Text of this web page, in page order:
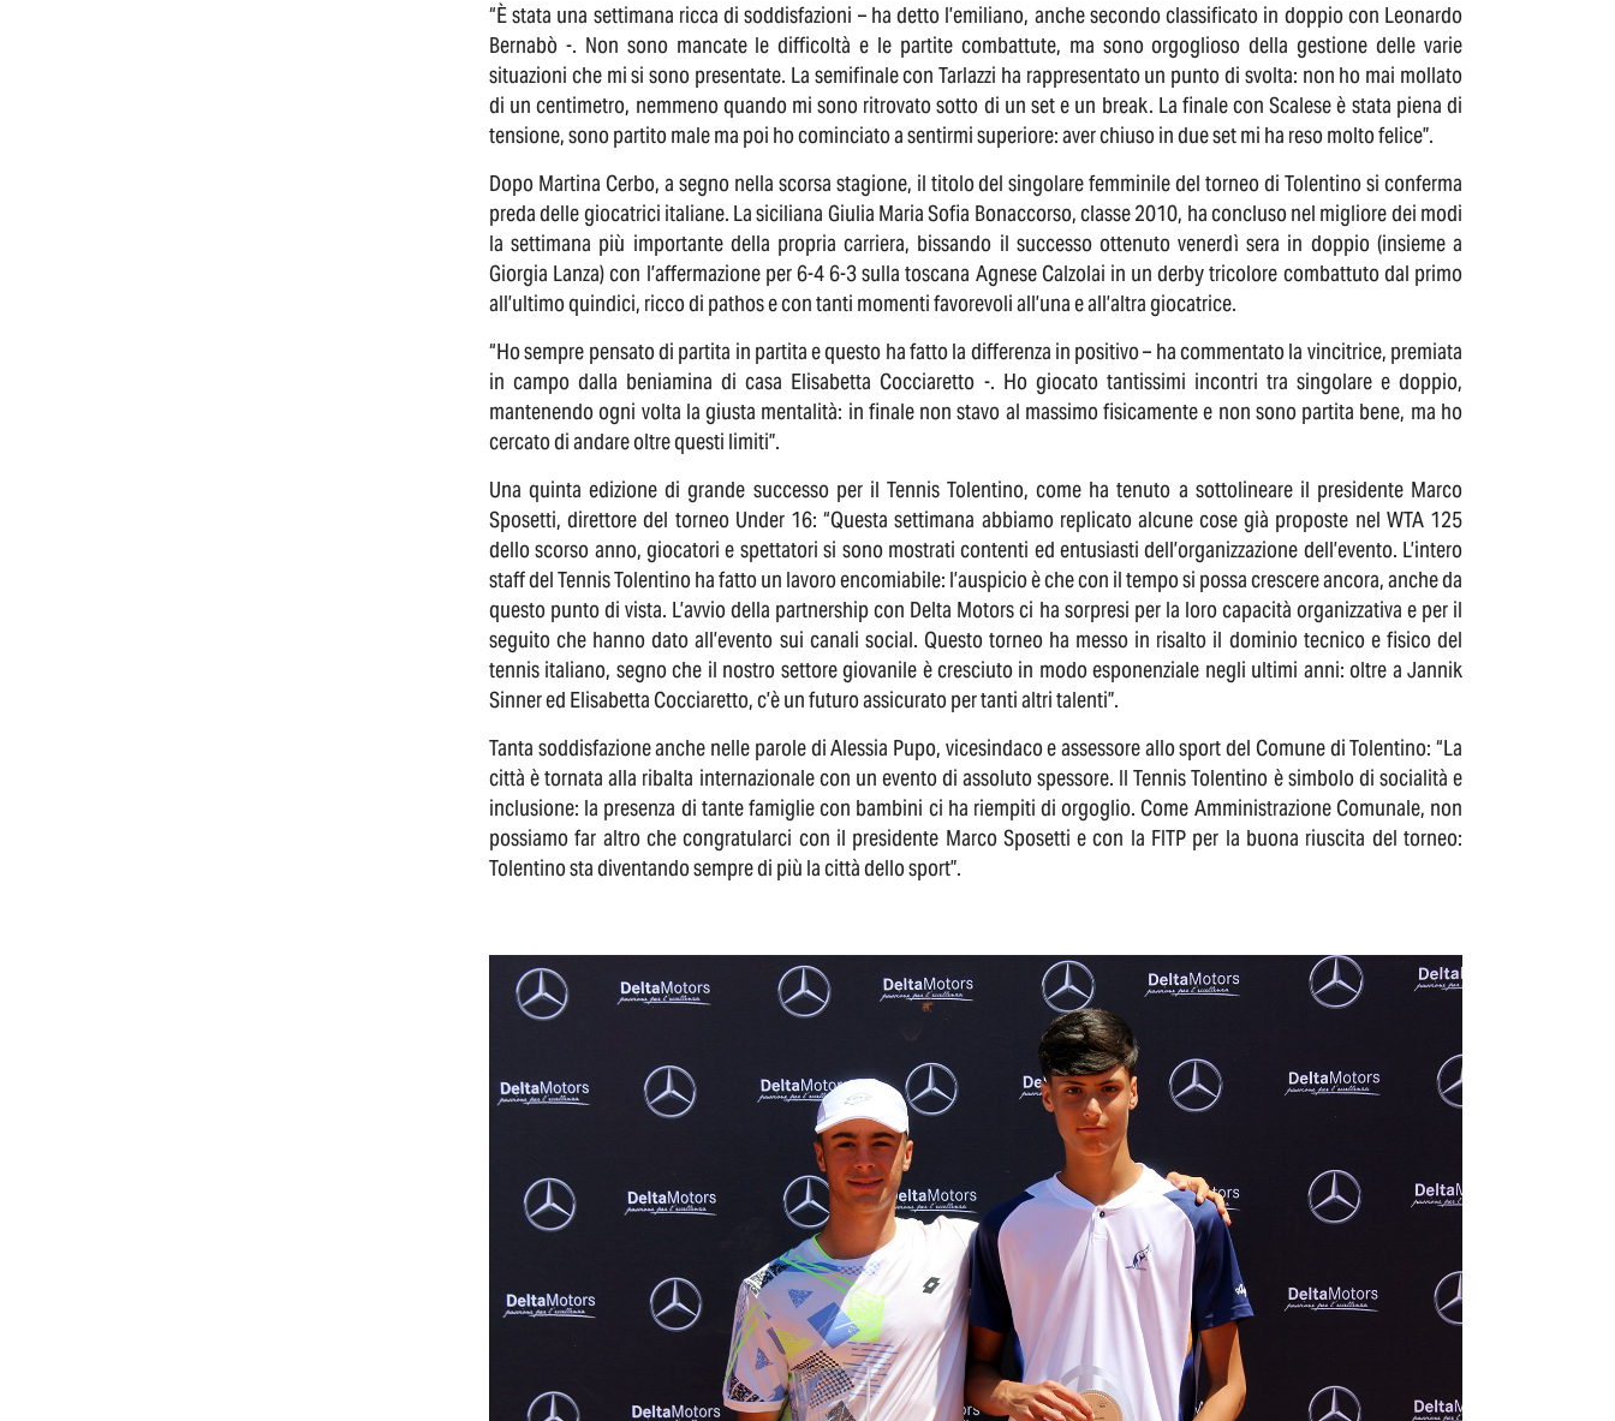
“È stata una settimana ricca di soddisfazioni – ha detto l’emiliano, anche secondo classificato in doppio con Leonardo
Bernabò -. Non sono mancate le difficoltà e le partite combattute, ma sono orgoglioso della gestione delle varie
situazioni che mi si sono presentate. La semifinale con Tarlazzi ha rappresentato un punto di svolta: non ho mai mollato
di un centimetro, nemmeno quando mi sono ritrovato sotto di un set e un break. La finale con Scalese è stata piena di
tensione, sono partito male ma poi ho cominciato a sentirmi superiore: aver chiuso in due set mi ha reso molto felice”.
Dopo Martina Cerbo, a segno nella scorsa stagione, il titolo del singolare femminile del torneo di Tolentino si conferma
preda delle giocatrici italiane. La siciliana Giulia Maria Sofia Bonaccorso, classe 2010, ha concluso nel migliore dei modi
la settimana più importante della propria carriera, bissando il successo ottenuto venerdì sera in doppio (insieme a
Giorgia Lanza) con l’affermazione per 6-4 6-3 sulla toscana Agnese Calzolai in un derby tricolore combattuto dal primo
all’ultimo quindici, ricco di pathos e con tanti momenti favorevoli all’una e all’altra giocatrice.
“Ho sempre pensato di partita in partita e questo ha fatto la differenza in positivo – ha commentato la vincitrice, premiata
in campo dalla beniamina di casa Elisabetta Cocciaretto -. Ho giocato tantissimi incontri tra singolare e doppio,
mantenendo ogni volta la giusta mentalità: in finale non stavo al massimo fisicamente e non sono partita bene, ma ho
cercato di andare oltre questi limiti”.
Una quinta edizione di grande successo per il Tennis Tolentino, come ha tenuto a sottolineare il presidente Marco
Sposetti, direttore del torneo Under 16: “Questa settimana abbiamo replicato alcune cose già proposte nel WTA 125
dello scorso anno, giocatori e spettatori si sono mostrati contenti ed entusiasti dell’organizzazione dell’evento. L’intero
staff del Tennis Tolentino ha fatto un lavoro encomiabile: l’auspicio è che con il tempo si possa crescere ancora, anche da
questo punto di vista. L’avvio della partnership con Delta Motors ci ha sorpresi per la loro capacità organizzativa e per il
seguito che hanno dato all’evento sui canali social. Questo torneo ha messo in risalto il dominio tecnico e fisico del
tennis italiano, segno che il nostro settore giovanile è cresciuto in modo esponenziale negli ultimi anni: oltre a Jannik
Sinner ed Elisabetta Cocciaretto, c’è un futuro assicurato per tanti altri talenti”.
Tanta soddisfazione anche nelle parole di Alessia Pupo, vicesindaco e assessore allo sport del Comune di Tolentino: “La
città è tornata alla ribalta internazionale con un evento di assoluto spessore. Il Tennis Tolentino è simbolo di socialità e
inclusione: la presenza di tante famiglie con bambini ci ha riempiti di orgoglio. Come Amministrazione Comunale, non
possiamo far altro che congratularci con il presidente Marco Sposetti e con la FITP per la buona riuscita del torneo:
Tolentino sta diventando sempre di più la città dello sport”.